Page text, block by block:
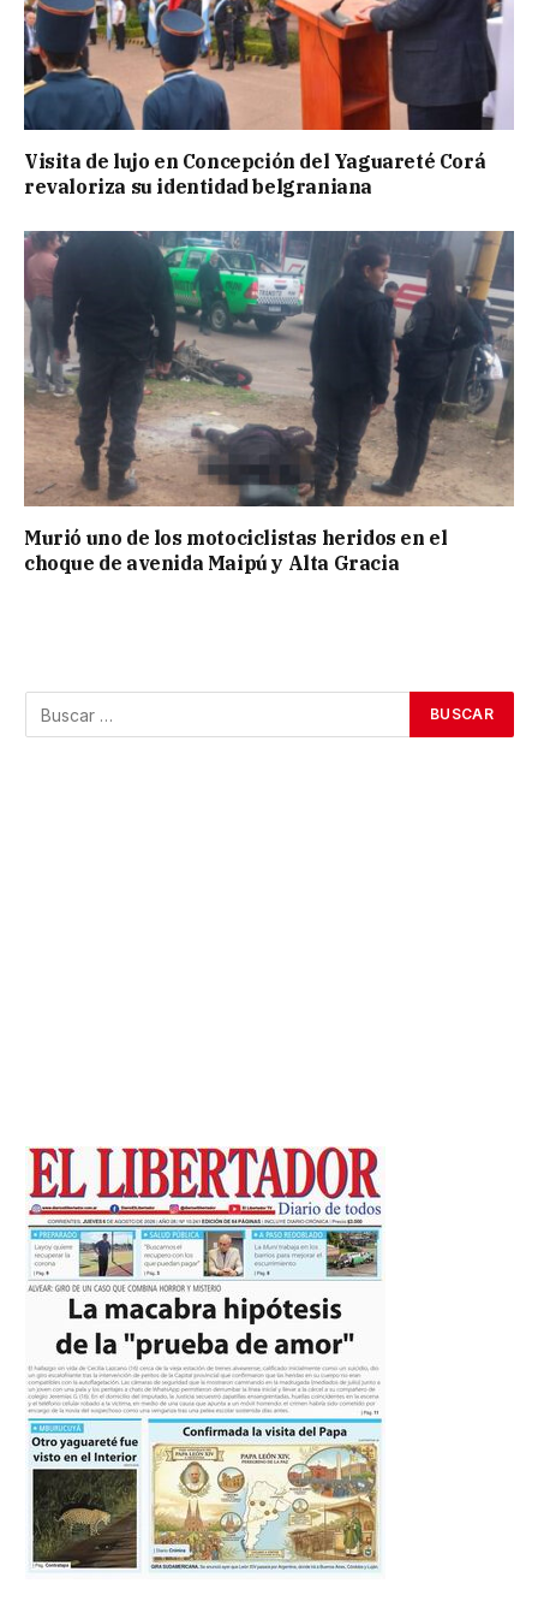
Visita de lujo en Concepción del Yaguareté Corá
revaloriza su identidad belgraniana
Murió uno de los motociclistas heridos en el
choque de avenida Maipú y Alta Gracia